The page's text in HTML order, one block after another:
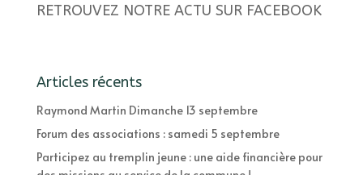
RETROUVEZ NOTRE ACTU SUR FACEBOOK
Articles récents
Raymond Martin Dimanche 13 septembre
Forum des associations : samedi 5 septembre
Participez au tremplin jeune : une aide financière pour